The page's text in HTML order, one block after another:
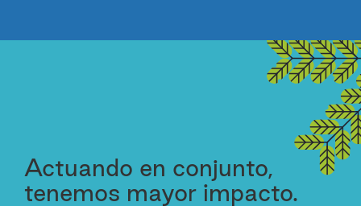
Actuando en conjunto,
tenemos mayor impacto.